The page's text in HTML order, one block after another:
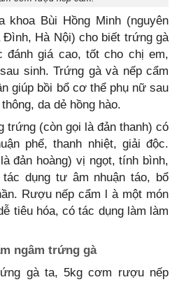
Bùi Hồng Minh (nguyên
Hà Nội) cho biết trứng gà
đánh giá cao, tốt cho chị em,
sinh. Trứng gà và nếp cẩm
giúp bồi bổ cơ thể phụ nữ sau
da dẻ hồng hào.
trứng (còn gọi là đản thanh) có
phế, thanh nhiệt, giải độc.
đản hoàng) vị ngọt, tính bình,
dụng tư âm nhuận táo, bổ
Rượu nếp cẩm l à một món
tiêu hóa, có tác dụng làm làm
ngâm trứng gà
gà ta, 5kg cơm rượu nếp